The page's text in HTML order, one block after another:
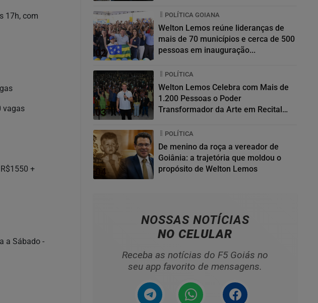
17h, com
vagas
+
a Sábado -
02
POLÍTICA GOIANA
Welton Lemos reúne lideranças de
mais de 70 municípios e cerca de 500
pessoas em inauguração...
03
POLÍTICA
Welton Lemos Celebra com Mais de
1.200 Pessoas o Poder
Transformador da Arte em Recital
04
POLÍTICA
De menino da roça a vereador de
Goiânia: a trajetória que moldou o
propósito de Welton Lemos
NOSSAS NOTÍCIAS
NO CELULAR
Receba as notícias do F5 Goiás no
seu app favorito de mensagens.